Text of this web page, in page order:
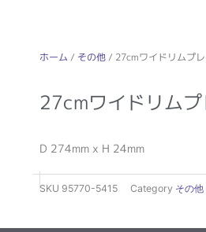
ホーム / その他/ 27cmワイドリムプ
27cmワイドリム
D 274mm x H 24mm
SKU 95770-5415 Category その他